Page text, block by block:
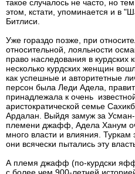
такое случалось не часто, но
этом, кстати, упоминается и в
Битлиси.
Уже гораздо позже, при
относительной, лояльности
право наследования в курдских
несколько курдских женщин
как успешные и авторитетные
персон была Леди Адела,
принадлежала к очень
аристократической семье
Ардалан. Выйдя замуж за
племени джафф, Адела Ханум
много власти и влияния. Туркам
они всячески пытались эту
А племя джафф (по-курдски